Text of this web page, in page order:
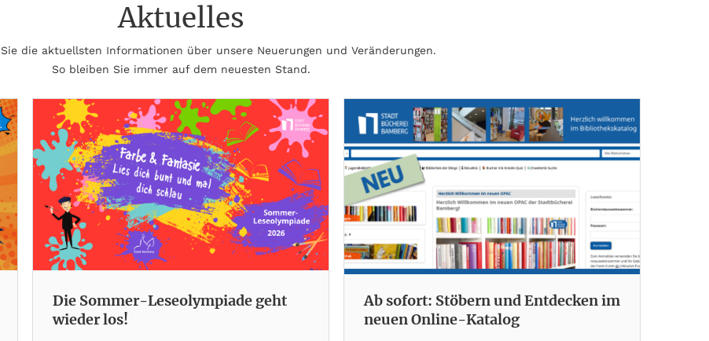
Aktuelles
die aktuellsten Informationen über unsere Neuerungen und Veränderungen.
So bleiben Sie immer auf dem neuesten Stand.
Die Sommer-Leseolympiade geht
wieder los!
Ab sofort: Stöbern und Entdecken im
neuen Online-Katalog